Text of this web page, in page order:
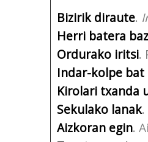
Bizirik diraute.
Herri batera
Ordurako iritsi.
Indar-kolpe bat
Kirolari txanda
Sekulako lanak
Aizkoran egin.